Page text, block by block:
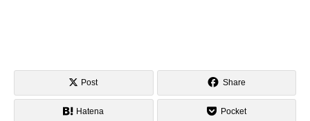
Post Share
Hatena Pocket